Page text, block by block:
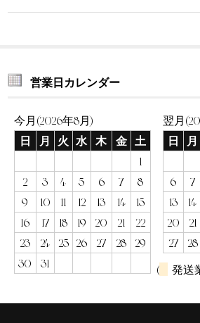
営業日カレンダー
今月(2026年8月)
日
月 火 水 木 金
土
1
2
3 4 5 6 7
8
9
10 11 12 13 14
15
16
17 18 19 20 21
22
23
24 25 26 27 28
29
30
31
翌月
日
月
6
7
13
14
20
21
27
28
(
発送